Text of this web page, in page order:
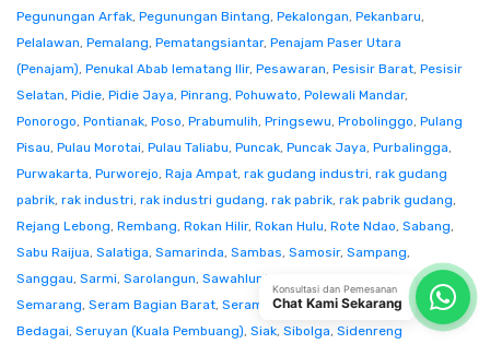
Pegunungan Arfak, Pegunungan Bintang, Pekalongan, Pekanbaru,
Pelalawan, Pemalang, Pematangsiantar, Penajam Paser Utara
(Penajam), Penukal Abab lematang Ilir, Pesawaran, Pesisir Barat, Pesisir
Selatan, Pidie, Pidie Jaya, Pinrang, Pohuwato, Polewali Mandar,
Ponorogo, Pontianak, Poso, Prabumulih, Pringsewu, Probolinggo, Pulang
Pisau, Pulau Morotai, Pulau Taliabu, Puncak, Puncak Jaya, Purbalingga,
Purwakarta, Purworejo, Raja Ampat, rak gudang industri, rak gudang
pabrik, rak industri, rak industri gudang, rak pabrik, rak pabrik gudang,
Rejang Lebong, Rembang, Rokan Hilir, Rokan Hulu, Rote Ndao, Sabang,
Sabu Raijua, Salatiga, Samarinda, Sambas, Samosir, Sampang,
Sanggau, Sarmi, Sarolangun, Sawahlunto
Semarang, Seram Bagian Barat, Seram Bagian Timur,Serang Serdang
Bedagai, Seruyan (Kuala Pembuang), Siak, Sibolga, Sidenreng
Konsultasi dan Pemesanan
Chat Kami Sekarang